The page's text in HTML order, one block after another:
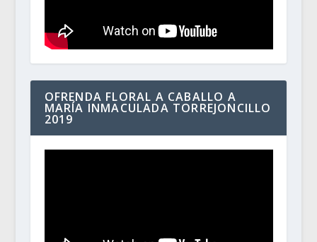
OFRENDA FLORAL A CABALLO A
MARÍA INMACULADA TORREJONCILLO
2019